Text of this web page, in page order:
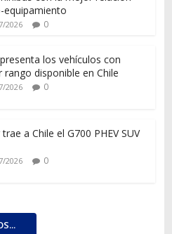
equipamiento
2026 0
los vehículos con
rango disponible en Chile
2026 0
trae a Chile el G700 PHEV SUV
2026 0